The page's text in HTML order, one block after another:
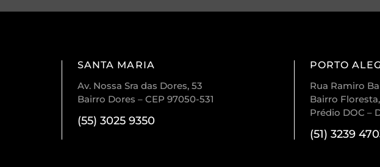
SANTA MARIA
Av. Nossa Sra das Dores, 53
Bairro Dores – CEP 97050-531
(55) 3025 9350
PORTO
Rua Ramiro
Bairro
Prédio DOC –
(51) 3239